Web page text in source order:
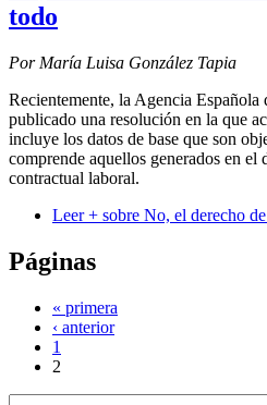
todo
Por María Luisa González Tapia
Recientemente, la Agencia Española
publicado una resolución en la que
incluye los datos de base que son
comprende aquellos generados en el
contractual laboral.
Leer + sobre No, el derecho
Páginas
« primera
‹ anterior
1
2